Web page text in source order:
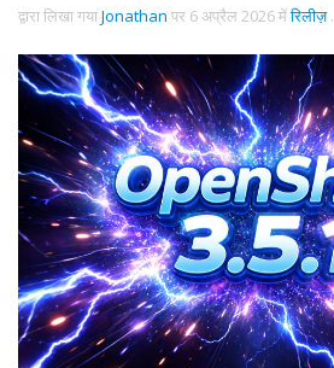
द्वारा लिखा गयाJonathan पर 6 अप्रैल 2026मेंरिलीज़.